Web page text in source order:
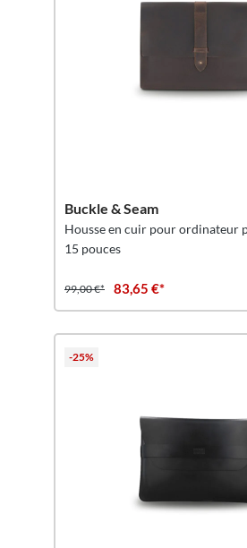
Buckle & Seam
Housse en cuir pour ordinateur
15 pouces
99,00 €* 83,65 €*
-25%